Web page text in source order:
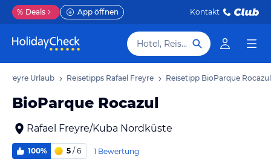
% Deals App öffnen Kontakt
Hotel, Reiseziel
Freyre Urlaub Reisetipps Rafael Freyre Reisetipp BioParque Rocazul
BioParque Rocazul
Rafael Freyre/Kuba Nordküste
100% 5 / 6 1 Bewertung